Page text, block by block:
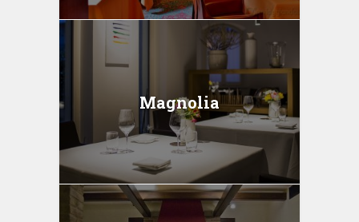
Magnolia